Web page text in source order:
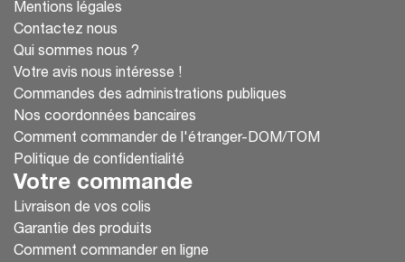
Mentions légales
Contactez nous
Qui sommes nous ?
Votre avis nous intéresse !
Commandes des administrations publiques
Nos coordonnées bancaires
Comment commander de l'étranger-DOM/TOM
Politique de confidentialité
Votre commande
Livraison de vos colis
Garantie des produits
Comment commander en ligne